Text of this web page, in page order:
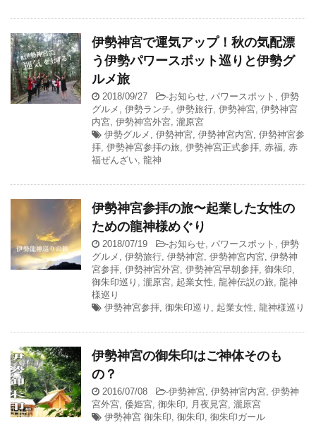
伊勢神宮で運気アップ！秋の気配漂
う伊勢パワースポット巡りと伊勢グ
ルメ旅
2018/09/27 -お知らせ, パワースポット , 伊勢
グルメ , 伊勢ランチ, 伊勢旅行, 伊勢神宮, 伊勢神宮
内宮, 伊勢神宮外宮, 瀧原宮
伊勢グルメ , 伊勢神宮, 伊勢神宮内宮, 伊勢神宮参
拝, 伊勢神宮参拝の旅, 伊勢神宮正式参拝, 赤福, 赤
福ぜんざい, 龍神
伊勢神宮参拝の旅〜起業した女性の
ための龍神様めぐり
2018/07/19 -お知らせ, パワースポット , 伊勢
グルメ , 伊勢旅行, 伊勢神宮, 伊勢神宮内宮, 伊勢神
宮参拝, 伊勢神宮外宮, 伊勢神宮早朝参拝, 御朱印,
御朱印巡り , 瀧原宮, 起業女性, 龍神伝説の旅, 龍神
様巡り
伊勢神宮参拝, 御朱印巡り , 起業女性, 龍神様巡り
伊勢神宮の御朱印はご神体そのも
の？
2016/07/08 -伊勢神宮, 伊勢神宮内宮, 伊勢神
宮外宮, 倭姫宮, 御朱印, 月夜見宮, 瀧原宮
伊勢神宮 御朱印, 御朱印, 御朱印ガール